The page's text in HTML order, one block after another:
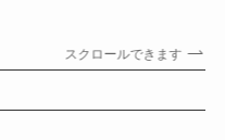
スクロールできます